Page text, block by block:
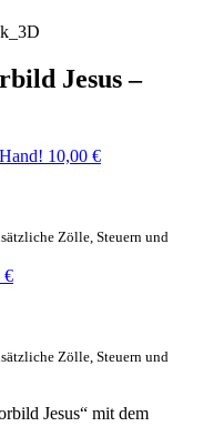
Jesus –
10,00 €
Zölle, Steuern und
€
Zölle, Steuern und
Jesus“ mit dem